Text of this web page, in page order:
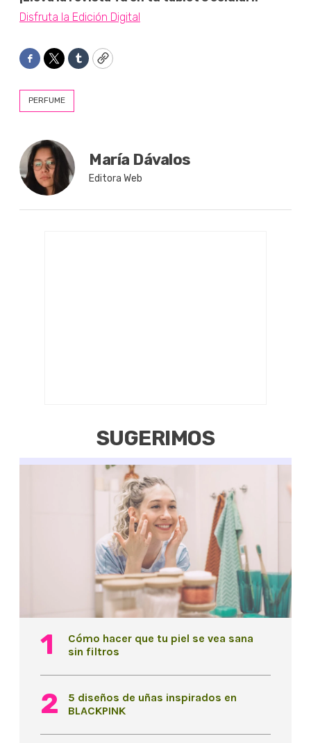
Disfruta la Edición Digital
Facebook
TwitterTumblrCopy
PERFUME
María Dávalos
Editora Web
SUGERIMOS
Cómo hacer que tu piel se vea sana
sin filtros
5 diseños de uñas inspirados en
BLACKPINK